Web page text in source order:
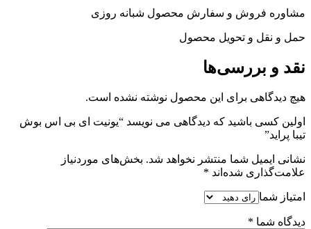
مشاوره فروش و سفارش محصول شبانه روزی
حمل و نقل و تحویل محصول
نقد و بررسی‌ها
هیچ دیدگاهی برای این محصول نوشته نشده است.
اولین کسی باشید که دیدگاهی می نویسد “یونیت ای بی اس بوش
تیبا پراید”
نشانی ایمیل شما منتشر نخواهد شد. بخش‌های موردنیاز
علامت‌گذاری شده‌اند *
امتیاز شما
دیدگاه شما *